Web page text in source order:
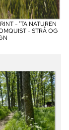
- 'TA NATUREN
- STRÅ OG